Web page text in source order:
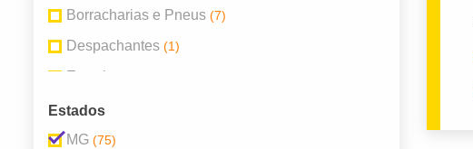
Borracharias e Pneus (7)
Despachantes (1)
Estacionamentos
Lava-Rápido
Mecânicas e Oficinas
Estados
MG (75)